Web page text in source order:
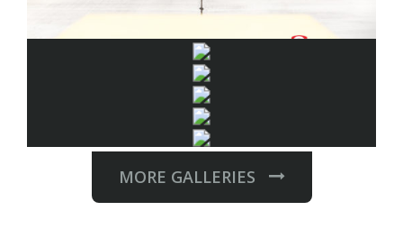
MORE GALLERIES